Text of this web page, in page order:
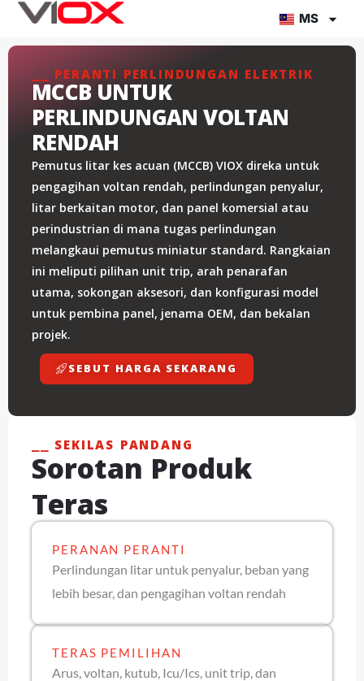
Lompat
kandungan
MS
⎯⎯ PERANTI PERLINDUNGAN ELEKTRIK
MCCB UNTUK
PERLINDUNGAN VOLTAN
RENDAH
Pemutus litar kes acuan (MCCB) VIOX direka untuk
pengagihan voltan rendah, perlindungan penyalur,
litar berkaitan motor, dan panel komersial atau
perindustrian di mana tugas perlindungan
melangkaui pemutus miniatur standard. Rangkaian
ini meliputi pilihan unit trip, arah penarafan
utama, sokongan aksesori, dan konfigurasi model
untuk pembina panel, jenama OEM, dan bekalan
projek.
SEBUT HARGA SEKARANG
⎯⎯ SEKILAS PANDANG
Sorotan Produk
Teras
PERANAN PERANTI
Perlindungan litar untuk penyalur, beban yang
lebih besar, dan pengagihan voltan rendah
TERAS PEMILIHAN
Arus, voltan, kutub, Icu/Ics, unit trip, dan